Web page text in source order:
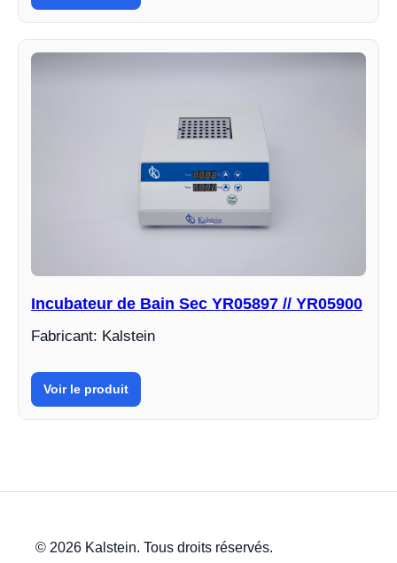
Incubateur de Bain Sec YR05897 // YR05900
Fabricant: Kalstein
Voir le produit
© 2026 Kalstein. Tous droits réservés.